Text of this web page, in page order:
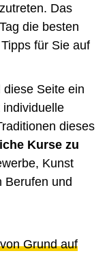
Das
die besten
für Sie auf
Seite ein
dieses
Kurse zu
Kunst
Berufen und
Grund auf